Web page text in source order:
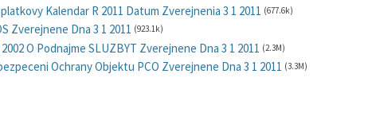
Kalendar R 2011 Datum Zverejnenia 3 1 2011 (677.6k)
Zverejnene Dna 3 1 2011 (923.1k)
O Podnajme SLUZBYT Zverejnene Dna 3 1 2011 (2.3M)
Ochrany Objektu PCO Zverejnene Dna 3 1 2011 (3.3M)